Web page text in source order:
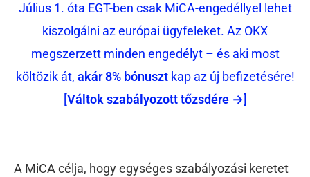
Július 1. óta EGT-ben csak MiCA-engedéllyel lehet
kiszolgálni az európai ügyfeleket. Az OKX
megszerzett minden engedélyt – és aki most
költözik át, akár 8% bónusztkap az új befizetésére!
[Váltok szabályozott tőzsdére →]
A MiCA célja, hogy egységes szabályozási keretet